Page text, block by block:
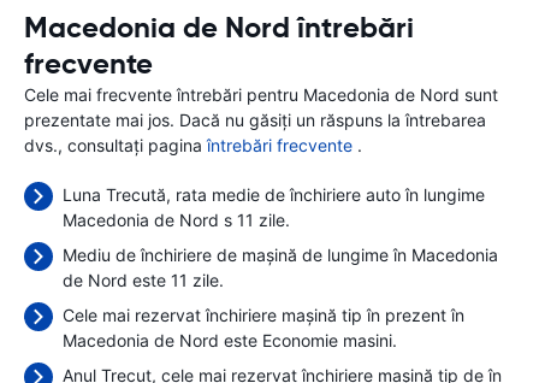
Macedonia de Nord întrebări
frecvente
Cele mai frecvente întrebări pentru Macedonia de Nord sunt
prezentate mai jos. Dacă nu găsiți un răspuns la întrebarea
dvs., consultați paginaîntrebări frecvente .
Luna Trecută, rata medie de închiriere auto în lungime
Macedonia de Nord s 11 zile.
Mediu de închiriere de mașină de lungime în Macedonia
de Nord este 11 zile.
Cele mai rezervat închiriere mașină tip în prezent în
Macedonia de Nord este Economie masini.
Anul Trecut, cele mai rezervat închiriere mașină tip de în